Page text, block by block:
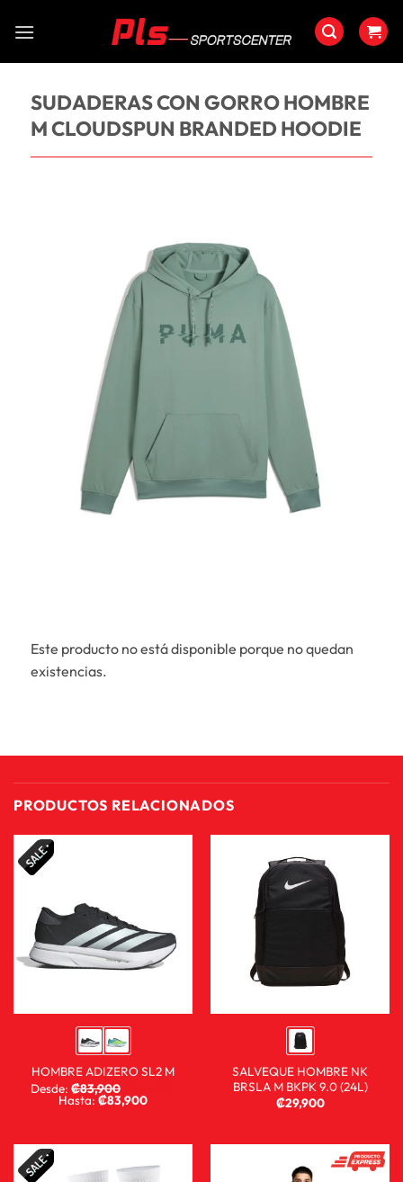
SUDADERAS CON GORRO HOMBRE
M CLOUDSPUN BRANDED HOODIE
Este producto no está disponible porque no quedan
existencias.
PRODUCTOS RELACIONADOS
HOMBRE ADIZERO SL2 M
Desde: ₡83,900
Hasta:₡83,900
SALVEQUE HOMBRE NK
BRSLA M BKPK 9.0 (24L)
₡29,900